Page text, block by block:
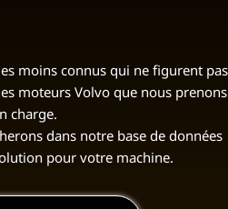
moins connus qui ne figurent pas
moteurs Volvo que nous prenons
charge.
dans notre base de données
pour votre machine.